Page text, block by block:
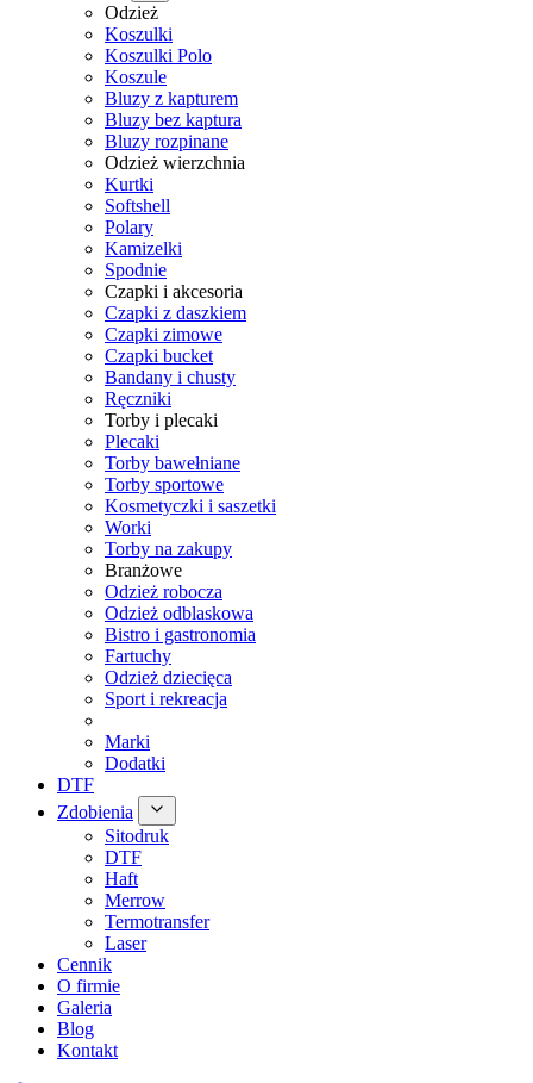
Odzież
Koszulki
Koszulki Polo
Koszule
Bluzy z kapturem
Bluzy bez kaptura
Bluzy rozpinane
Odzież wierzchnia
Kurtki
Softshell
Polary
Kamizelki
Spodnie
Czapki i akcesoria
Czapki z daszkiem
Czapki zimowe
Czapki bucket
Bandany i chusty
Ręczniki
Torby i plecaki
Plecaki
Torby bawełniane
Torby sportowe
Kosmetyczki i saszetki
Worki
Torby na zakupy
Branżowe
Odzież robocza
Odzież odblaskowa
Bistro i gastronomia
Fartuchy
Odzież dziecięca
Sport i rekreacja
Marki
Dodatki
DTF
Zdobienia
Sitodruk
DTF
Haft
Merrow
Termotransfer
Laser
Cennik
O firmie
Galeria
Blog
Kontakt